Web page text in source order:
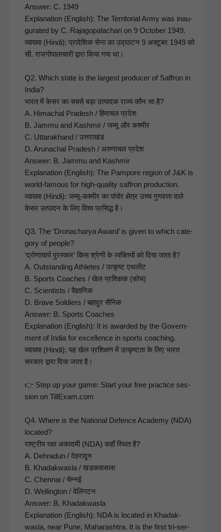
Answer: C. 1949
Expla­na­tion (Eng­lish): The Ter­ri­to­r­i­al Army was inau­
gu­rat­ed by C. Rajagopalachari on 9 Octo­ber 1949.
व्याख्या (Hin­di): प्रादेशिक सेना का उद्घाटन 9 अक्टूबर 1949 को
सी. राजगोपालाचारी द्वारा किया गया था।
Q2. Which state is the largest pro­duc­er of Saf­fron in
India?
भारत में केसर का सबसे बड़ा उत्पादक राज्य कौन सा है?
A. Himachal Pradesh / हिमाचल प्रदेश
B. Jam­mu and Kash­mir / जम्मू और कश्मीर
C. Uttarak­hand / उत्तराखंड
D. Arunachal Pradesh / अरुणाचल प्रदेश
Answer: B. Jam­mu and Kash­mir
Expla­na­tion (Eng­lish): The Pam­pore region of J&K is
world-famous for high-qual­i­ty saf­fron pro­duc­tion.
व्याख्या (Hin­di): जम्मू-कश्मीर का पांपोर क्षेत्र उच्च गुणवत्ता वाले
केसर उत्पादन के लिए विश्व प्रसिद्ध है।
Q3. The ‘Dronacharya Award’ is giv­en to which cat­e­
go­ry of peo­ple?
‘द्रोणाचार्य पुरस्कार’ किस श्रेणी के व्यक्तियों को दिया जाता है?
A. Out­stand­ing Ath­letes / उत्कृष्ट एथलीट
B. Sports Coach­es / खेल प्रशिक्षक (कोच)
C. Sci­en­tists / वैज्ञानिक
D. Brave Sol­diers / बहादुर सैनिक
Answer: B. Sports Coach­es
Expla­na­tion (Eng­lish): It is award­ed by the Gov­ern­
ment of India for excel­lence in sports coach­ing.
व्याख्या (Hin­di): यह खेल प्रशिक्षण में उत्कृष्टता के लिए भारत
सरकार द्वारा दिया जाता है।
👉 Step up your game: Start your free prac­tice ses­
sion on TillExam.com
Q4. Where is the Nation­al Defence Acad­e­my (NDA)
locat­ed?
राष्ट्रीय रक्षा अकादमी (NDA) कहाँ स्थित है?
A. Dehradun / देहरादून
B. Khadak­wasla / खडकवासला
C. Chen­nai / चेन्नई
D. Welling­ton / वेलिंगटन
Answer: B. Khadak­wasla
Expla­na­tion (Eng­lish): NDA is locat­ed in Khadak­
wasla, near Pune, Maha­rash­tra. It is the first tri-ser­